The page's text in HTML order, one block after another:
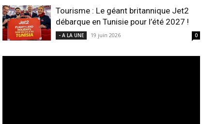
Tourisme : Le géant britannique Jet2
débarque en Tunisie pour l’été 2027 !
- A LA UNE 19 juin 2026 0